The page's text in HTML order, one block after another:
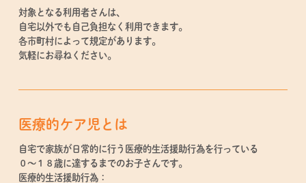
対象となる利用者さんは、
自宅以外でも自己負担なく利用できます。
各市町村によって規定があります。
気軽にお尋ねください。
医療的ケア児とは
自宅で家族が日常的に行う医療的生活援助行為を行っている
０～１８歳に達するまでのお子さんです。
医療的生活援助行為：